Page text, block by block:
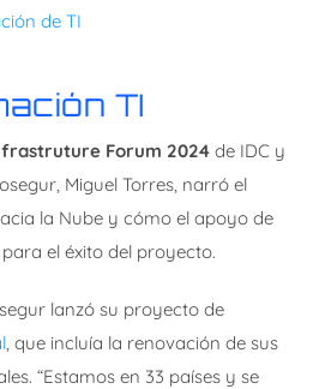
TI
Forum 2024de IDC y
Miguel Torres, narró el
la Nube y cómo el apoyo de
el éxito del proyecto.
lanzó su proyecto de
, que incluía la renovación de sus
“Estamos en 33 países y se